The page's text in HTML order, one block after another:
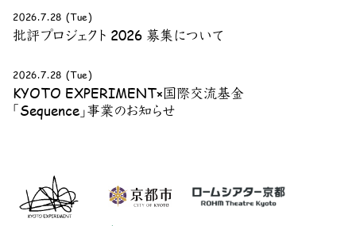
2026.7.28 (Tue)
批評プロジェクト 2026 募集について
2026.7.28 (Tue)
KYOTO EXPERIMENT×国際交流基金
「Sequence」事業のお知らせ